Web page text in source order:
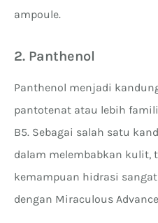
ampoule.
2. Panthenol
Panthenol menjadi
pantotenat atau lebih
B5. Sebagai salah satu
dalam melembabkan kulit,
kemampuan hidrasi
dengan Miraculous